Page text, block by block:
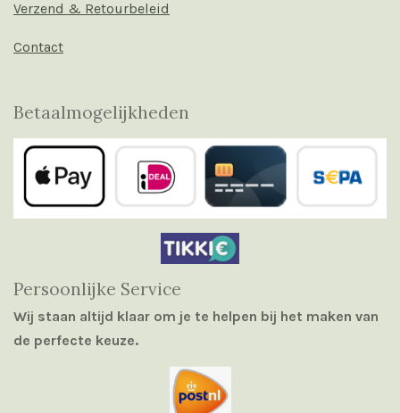
Verzend & Retourbeleid
Contact
Betaalmogelijkheden
Persoonlijke Service
Wij staan altijd klaar om je te helpen bij het maken van
de perfecte keuze.